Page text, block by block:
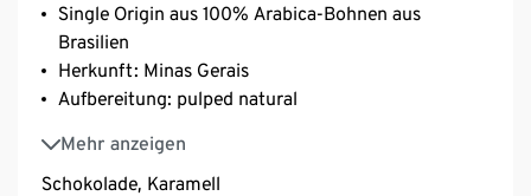
Single Origin aus 100% Arabica-Bohnen aus
Brasilien
Herkunft: Minas Gerais
Aufbereitung: pulped natural
Mehr anzeigen
Varietät: Mundo Novo, Catuai, Bourbon
Schokolade, Karamell